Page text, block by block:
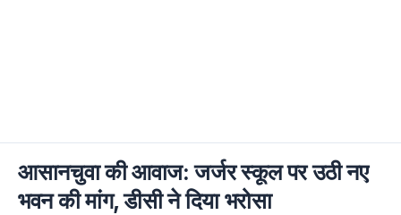
आसानचुवा की आवाज: जर्जर स्कूल पर उठी नए
भवन की मांग, डीसी ने दिया भरोसा